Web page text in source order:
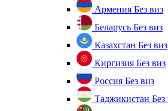
Армения Без виз
Беларусь Без виз
Казахстан Без виз
Киргизия Без виз
Россия Без виз
Таджикистан Без